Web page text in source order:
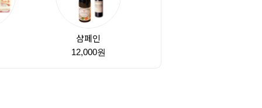
샴페인
12,000원